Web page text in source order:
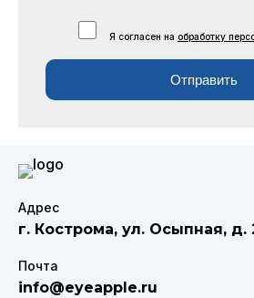
Я согласен на обработку
Отправить
Адрес
г. Кострома, ул. Осыпная, д.
Почта
info@eyeapple.ru